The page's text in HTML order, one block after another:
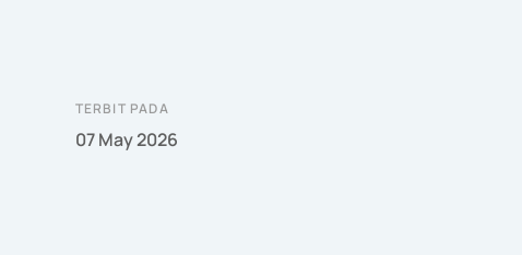
TERBIT PADA
07 May 2026